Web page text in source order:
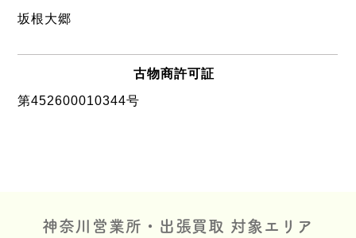
坂根大郷
古物商許可証
第452600010344号
神奈川営業所・出張買取 対象エリア